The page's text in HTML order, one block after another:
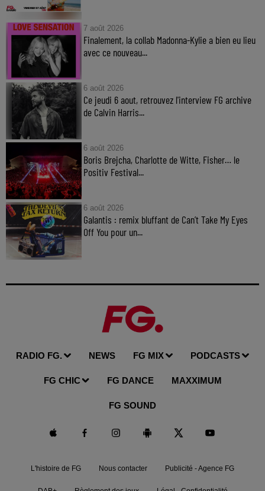
7 août 2026
Finalement, la collab Madonna-Kylie a bien eu lieu
avec ce nouveau...
6 août 2026
Ce jeudi 6 aout, retrouvez l'interview FG archive
de Calvin Harris...
6 août 2026
Boris Brejcha, Charlotte de Witte, Fisher… le
Positiv Festival...
6 août 2026
Galantis : remix bluffant de Can’t Take My Eyes
Off You pour un...
RADIO FG. NEWS FG MIX PODCASTS
FG CHIC FG DANCE MAXXIMUM
FG SOUND
L'histoire de FG Nous contacter Publicité - Agence FG